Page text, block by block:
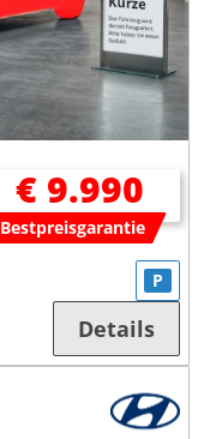
€ 9.990
Bestpreisgarantie
P
Details